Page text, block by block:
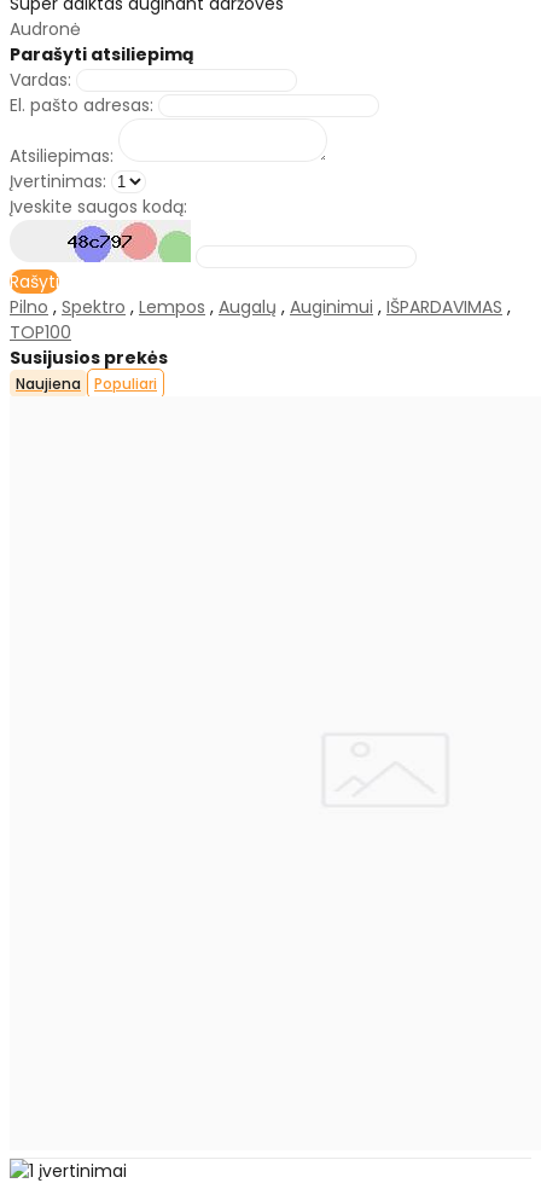
Audronė
Parašyti atsiliepimą
Vardas:
El. pašto adresas:
Atsiliepimas:
Įvertinimas:
Įveskite saugos kodą:
Rašyti
Pilno , Spektro , Lempos , Augalų , Auginimui , IŠPARDAVIMAS ,
TOP100
Susijusios prekės
Naujiena Populiari